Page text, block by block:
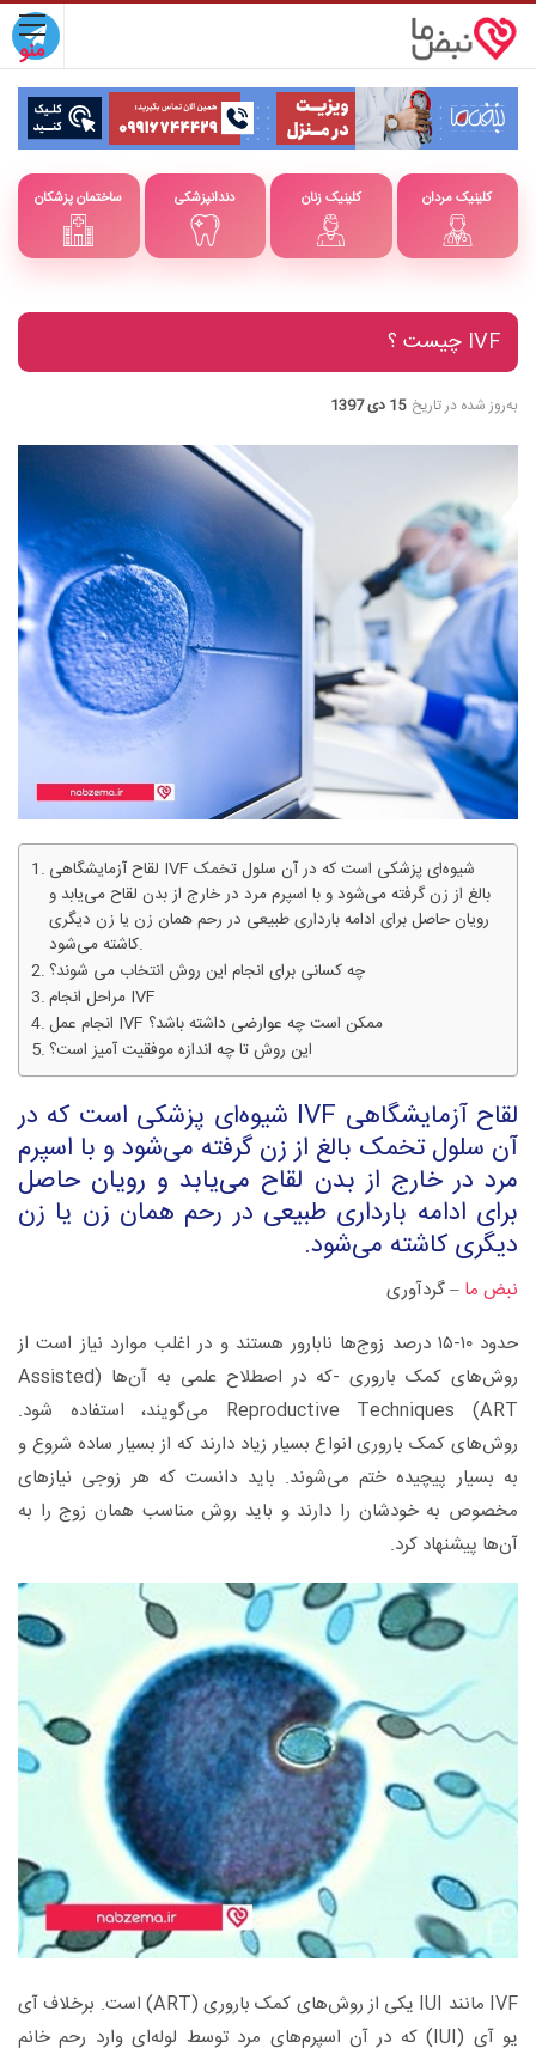
ساختمان پزشکان دندانپزشکی کلینیک زنان کلینیک مردان
IVF چیست ؟
به‌روز شده در تاریخ 15 دی 1397
لقاح آزمایشگاهی IVF شیوه‌ای پزشکی است که در آن سلول تخمک
بالغ از زن گرفته می‌شود و با اسپرم مرد در خارج از بدن لقاح می‌یابد و
رویان حاصل برای ادامه بارداری طبیعی در رحم همان زن یا زن دیگری
کاشته می‌شود.
چه کسانی برای انجام این روش انتخاب می شوند؟
مراحل انجام IVF
انجام عمل IVF ممکن است چه عوارضی داشته باشد؟
این روش تا چه اندازه موفقیت آمیز است؟
لقاح آزمایشگاهی IVF شیوه‌ای پزشکی است که در
آن سلول تخمک بالغ از زن گرفته می‌شود و با اسپرم
مرد در خارج از بدن لقاح می‌یابد و رویان حاصل
برای ادامه بارداری طبیعی در رحم همان زن یا زن
دیگری کاشته می‌شود.
نبض ما – گردآوری
حدود ۱۰-۱۵ درصد زوج‌ها نابارور هستند و در اغلب موارد نیاز است از
روش‌های کمک باروری -که در اصطلاح علمی به آن‌ها (Assisted
Reproductive Techniques (ART می‌گویند، استفاده شود.
روش‌های کمک باروری انواع بسیار زیاد دارند که از بسیار ساده شروع و
به بسیار پیچیده ختم می‌شوند. باید دانست که هر زوجی نیازهای
مخصوص به خودشان را دارند و باید روش مناسب همان زوج را به
آن‌ها پیشنهاد کرد.
IVF مانند IUI یکی از روش‌های کمک باروری (ART) است. برخلاف آی
یو آی (IUI) که در آن اسپرم‌های مرد توسط لوله‌ای وارد رحم خانم